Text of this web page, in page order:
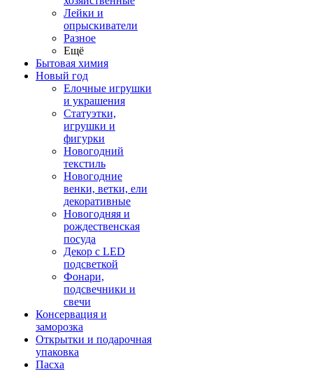
Лейки и
опрыскиватели
Разное
Ещё
Бытовая химия
Новый год
Елочные игрушки
и украшения
Статуэтки,
игрушки и
фигурки
Новогодний
текстиль
Новогодние
венки, ветки, ели
декоративные
Новогодняя и
рождественская
посуда
Декор с LED
подсветкой
Фонари,
подсвечники и
свечи
Консервация и
заморозка
Открытки и подарочная
упаковка
Пасха